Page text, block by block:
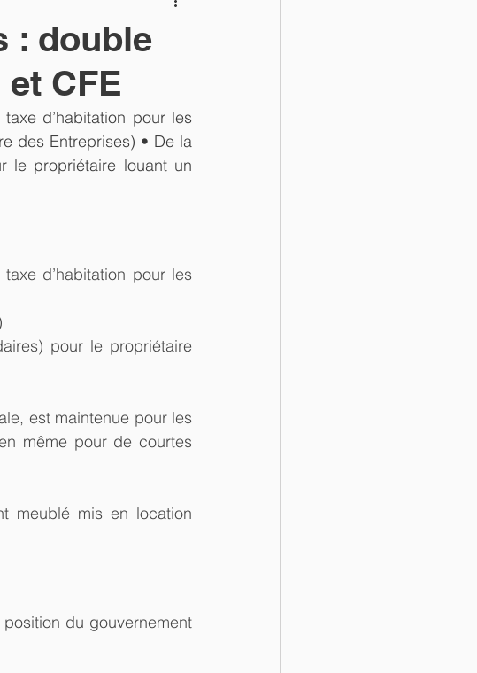
: double
CFE
d’habitation pour les
des Entreprises) • De la
le propriétaire louant un
d’habitation pour les
pour le propriétaire
est maintenue pour les
même pour de courtes
meublé mis en location
du gouvernement